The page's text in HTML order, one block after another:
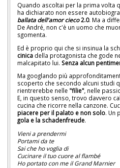
Quando ascoltai per la prima volta
ha dichiarato non essere
ballata dell'amor cieco2.0. Ma a
De André, non c'è un uomo che
sgomenta.
Ed è proprio qui che si insinua la
cinica della protagonista che gode
malcapitato lui. Senza alcun
Ma googlando più
scoperto che secondo alcuni studi
rientrerebbe nelle "filie", nelle
E, in questo senso, trovo davvero
cucina che ricorre nella canzone.
piacere per il palato e non solo. Un
gola e la schadenfreude.
Vieni a prendermi
Portami da te
Sai che ho voglia di
Cucinare il tuo cuore al flambé
Ho portato con me il Grand Marnier